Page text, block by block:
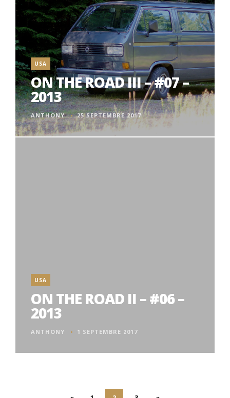
USA
ON THE ROAD III – #07 –
2013
ANTHONY 25 SEPTEMBRE 2017
USA
ON THE ROAD II – #06 –
2013
ANTHONY 1 SEPTEMBRE 2017